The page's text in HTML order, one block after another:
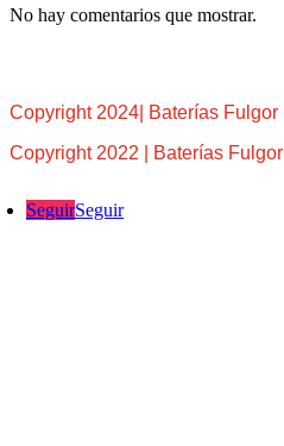
No hay comentarios que mostrar.
Copyright 2024| Baterías Fulgor
Copyright 2022 | Baterías Fulgor
SeguirSeguir